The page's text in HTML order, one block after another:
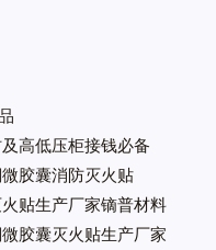
高低压柜接钱必备
胶囊消防灭火贴
贴生产厂家镝普材料
胶囊灭火贴生产厂家